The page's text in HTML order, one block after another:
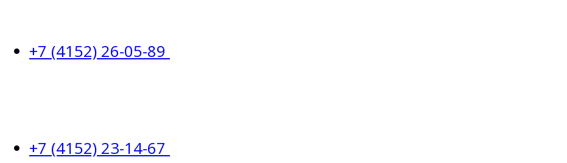
+7 (4152) 26-05-89
+7 (4152) 23-14-67